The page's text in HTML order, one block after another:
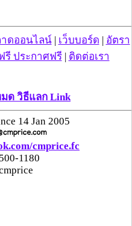
ดออนไลน์| เว็บบอร์ด | อัตรา
ประกาศฟรี| ติดต่อเรา
ด วิธีแลก Link
14 Jan 2005
cmprice.fc
1180